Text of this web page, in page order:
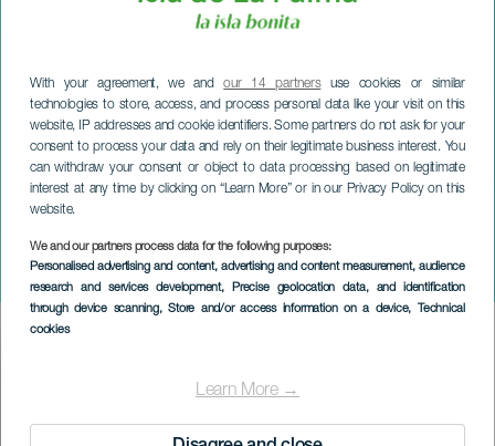
With your agreement, we andour 14 partnersuse cookies or similar
technologies to store, access, and process personal data like your visit on this
website, IP addresses and cookie identifiers. Some partners do not ask for your
consent to process your data and rely on their legitimate business interest. You
can withdraw your consent or object to data processing based on legitimate
interest at any time by clicking on “Learn More” or in our Privacy Policy on this
website.
We and our partners process data for the following purposes:
Personalised advertising and content, advertising and content measurement, audience
research and services development, Precise geolocation data, and identification
through device scanning, Store and/or access information on a device, Technical
cookies
Learn More →
Día de la Cruz
LA PALMA
Imagen